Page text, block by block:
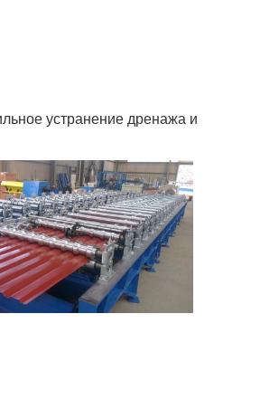
устранение дренажа и